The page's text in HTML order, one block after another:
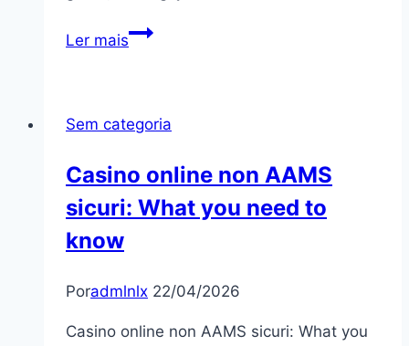
Ler maisCzy
demo
kasynie
Vox
żywo?
Sem categoria
Casino online non AAMS
sicuri: What you need to
know
Poradmlnlx 22/04/2026
Casino online non AAMS sicuri: What you